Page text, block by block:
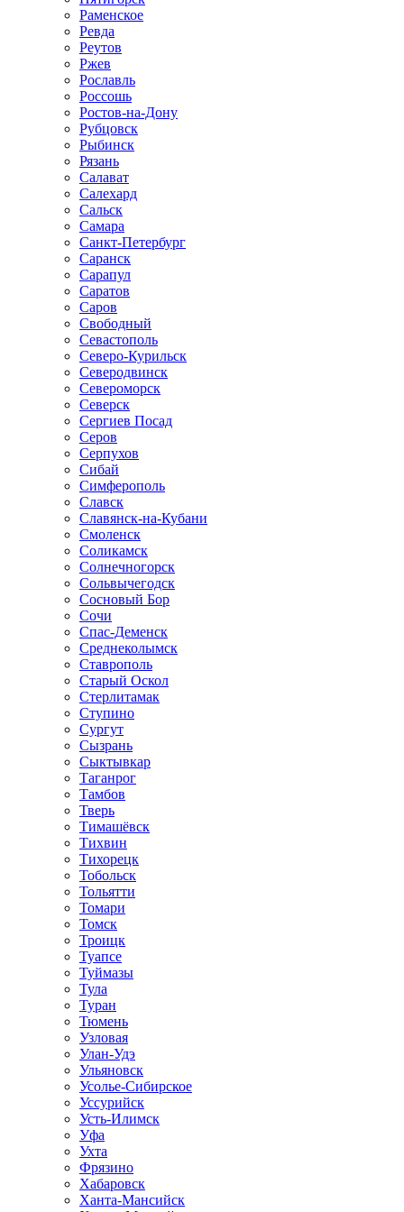
Раменское
Ревда
Реутов
Ржев
Рославль
Россошь
Ростов-на-Дону
Рубцовск
Рыбинск
Рязань
Салават
Салехард
Сальск
Самара
Санкт-Петербург
Саранск
Сарапул
Саратов
Саров
Свободный
Севастополь
Северо-Курильск
Северодвинск
Североморск
Северск
Сергиев Посад
Серов
Серпухов
Сибай
Симферополь
Славск
Славянск-на-Кубани
Смоленск
Соликамск
Солнечногорск
Сольвычегодск
Сосновый Бор
Сочи
Спас-Деменск
Среднеколымск
Ставрополь
Старый Оскол
Стерлитамак
Ступино
Сургут
Сызрань
Сыктывкар
Таганрог
Тамбов
Тверь
Тимашёвск
Тихвин
Тихорецк
Тобольск
Тольятти
Томари
Томск
Троицк
Туапсе
Туймазы
Тула
Туран
Тюмень
Узловая
Улан-Удэ
Ульяновск
Усолье-Сибирское
Уссурийск
Усть-Илимск
Уфа
Ухта
Фрязино
Хабаровск
Ханта-Мансийск